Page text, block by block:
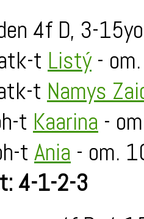
4f D, 3-
t Listý-
t Namys
t Kaarina -
t Ania - om.
4-1-2-3